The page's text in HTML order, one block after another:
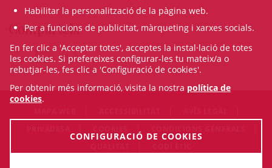
Comparteix
Habilitar la personalització de la pàgina web.
Per a funcions de publicitat, màrqueting i xarxes socials.
En fer clic a 'Acceptar totes', acceptes la instal·lació de totes
les cookies. Si prefereixes configurar-les tu mateix/a o
rebutjar-les, fes clic a 'Configuració de cookies'.
Per obtenir més informació, visita la nostra política de
cookies.
CONFIGURACIÓ DE COOKIES